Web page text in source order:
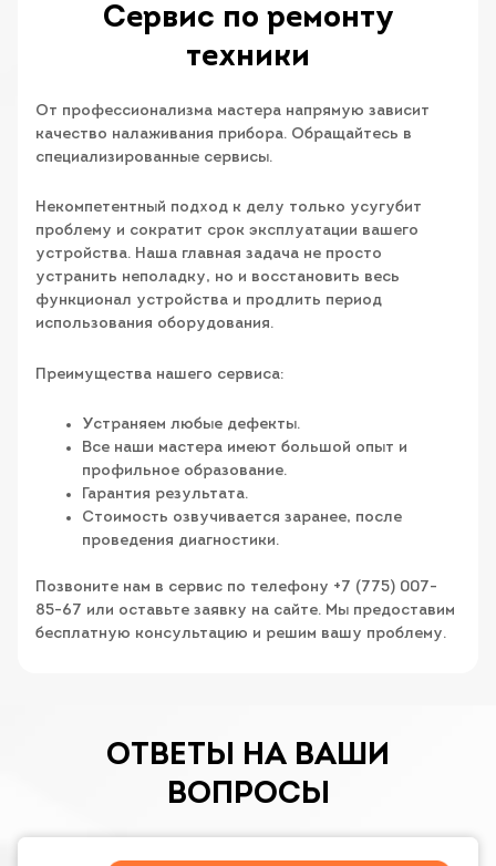
Сервис по ремонту
техники
От профессионализма мастера напрямую зависит
качество налаживания прибора. Обращайтесь в
специализированные сервисы.
Некомпетентный подход к делу только усугубит
проблему и сократит срок эксплуатации вашего
устройства. Наша главная задача не просто
устранить неполадку, но и восстановить весь
функционал устройства и продлить период
использования оборудования.
Преимущества нашего сервиса:
Устраняем любые дефекты.
Все наши мастера имеют большой опыт и
профильное образование.
Гарантия результата.
Стоимость озвучивается заранее, после
проведения диагностики.
Позвоните нам в сервис по телефону +7 (775) 007-
85-67 или оставьте заявку на сайте. Мы предоставим
бесплатную консультацию и решим вашу проблему.
ОТВЕТЫ НА ВАШИ
ВОПРОСЫ